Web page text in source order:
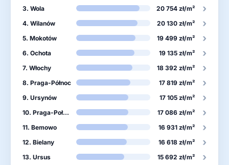
3. Wola 20 754 zł/m² ›
4. Wilanów 20 130 zł/m² ›
5. Mokotów 19 499 zł/m² ›
6. Ochota 19 135 zł/m² ›
7. Włochy 18 392 zł/m² ›
8. Praga-Północ 17 819 zł/m² ›
9. Ursynów 17 105 zł/m² ›
10. Praga-Południe 17 086 zł/m² ›
11. Bemowo 16 931 zł/m² ›
12. Bielany 16 618 zł/m² ›
13. Ursus 15 692 zł/m² ›